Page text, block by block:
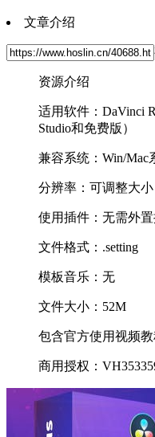
文章介绍
资源介绍
适用软件：DaVinci
Studio和免费版）
兼容系统：Win/Mac
分辨率：可调整大小
使用插件：无需外
文件格式：.setting
模板音乐：无
文件大小：52M
包含官方使用视频教
商用授权：